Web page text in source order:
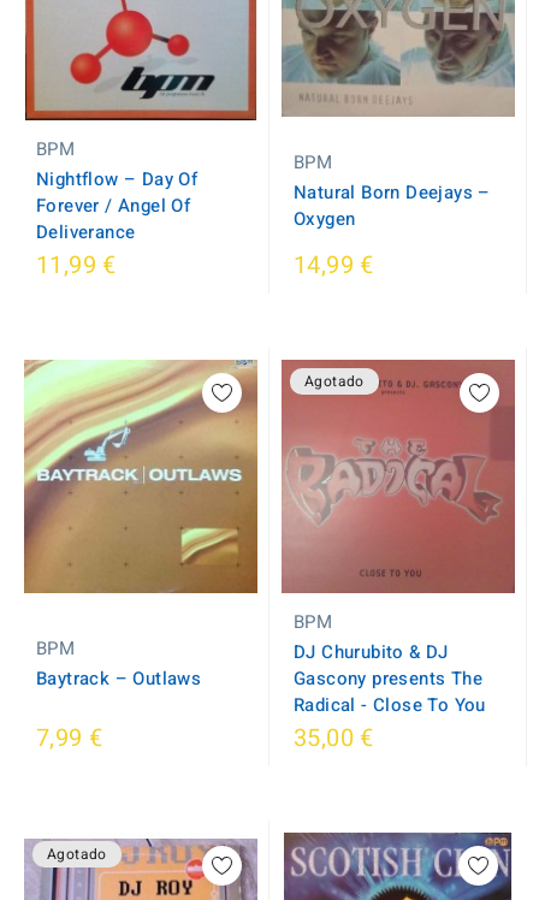
BPM
Nightflow ‎– Day Of
Forever / Angel Of
Deliverance
11,99 €
BPM
Natural Born Deejays ‎–
Oxygen
14,99 €
BPM
Baytrack ‎– Outlaws
7,99 €
Agotado
BPM
DJ Churubito & DJ
Gascony presents The
Radical - Close To You
35,00 €
Agotado